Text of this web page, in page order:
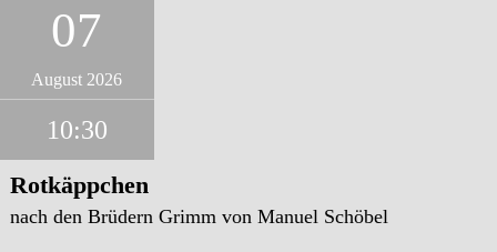
07
August 2026
10:30
Rotkäppchen
nach den Brüdern Grimm von Manuel Schöbel